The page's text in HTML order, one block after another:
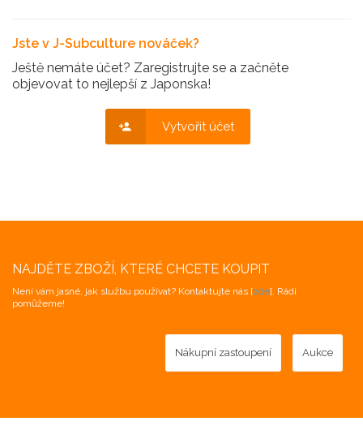
Jste v J-Subculture nováček?
Ještě nemáte účet? Zaregistrujte se a začněte
objevovat to nejlepší z Japonska!
Vytvořit účet
NAJDĚTE ZBOŽÍ, KTERÉ CHCETE KOUPIT
Není vám jasné, jak službu používat? Kontaktujte nás [zde]. Rádi
pomůžeme!
Nákupní zastoupení Aukce